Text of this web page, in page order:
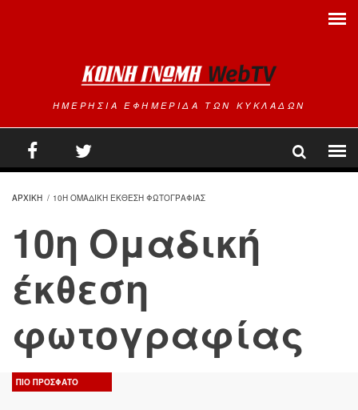
ΗΜΕΡΗΣΙΑ ΕΦΗΜΕΡΙΔΑ ΤΩΝ ΚΥΚΛΑΔΩΝ
ΑΡΧΙΚΗ / 10Η ΟΜΑΔΙΚΗ ΕΚΘΕΣΗ ΦΩΤΟΓΡΑΦΙΑΣ
10η Ομαδική
έκθεση
φωτογραφίας
ΠΙΟ ΠΡΟΣΦΑΤΟ